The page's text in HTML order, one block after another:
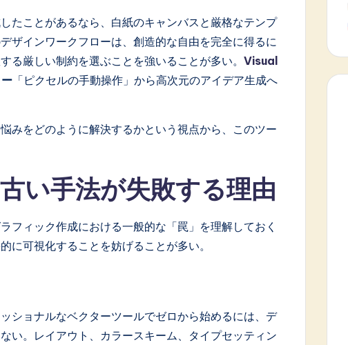
たことがあるなら、白紙のキャンバスと厳格なテンプ
ザインワークフローは、創造的な自由を完全に得るに
る厳しい制約を選ぶことを強いることが多い。 Visual
「ピクセルの手動操作」から高次元のアイデア生成へ
みをどのように解決するかという視点から、このツー
い手法が失敗する理由
フィック作成における一般的な「罠」を理解しておく
に可視化することを妨げることが多い。
ョナルなベクターツールでゼロから始めるには、デ
い。レイアウト、カラースキーム、タイプセッティン